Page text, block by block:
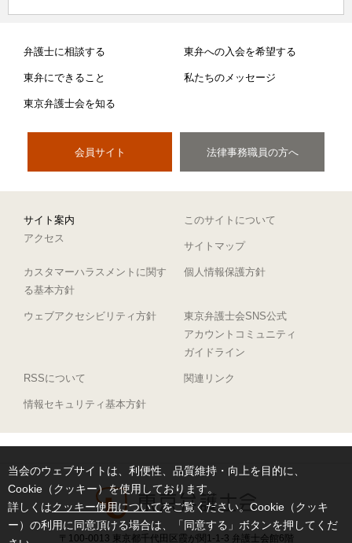
当会のウェブサイトは、利便性、品質維持・向上を目的に、
Cookie（クッキー）を使用しております。
詳しくはクッキー使用についてをご覧ください。Cookie（クッキ
ー）の利用に同意頂ける場合は、「同意する」ボタンを押してくだ
弁護士に相談する 東弁への入会を希望する
東弁にできること 私たちのメッセージ
東京弁護士会を知る
会員サイト 法律事務職員の方へ
サイト案内
このサイトについて
アクセス
サイトマップ
カスタマーハラスメントに関す
る基本方針
個人情報保護方針
ウェブアクセシビリティ方針
東京弁護士会SNS公式
アカウントコミュニティ
ガイドライン
RSSについて 関連リンク
情報セキュリティ基本方針
〒100-0013 東京都千代田区霞が関1-1-3 弁護士会館6階